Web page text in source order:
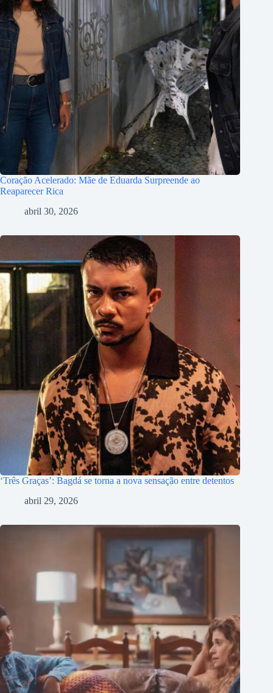
Coração Acelerado: Mãe de Eduarda Surpreende ao
Reaparecer Rica
abril 30, 2026
‘Três Graças’: Bagdá se torna a nova sensação entre detentos
abril 29, 2026